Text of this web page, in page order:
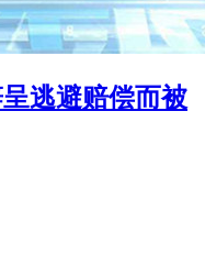
逃避赔偿而被